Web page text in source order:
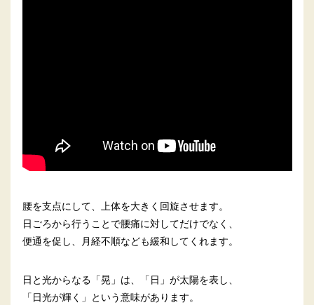
腰を支点にして、上体を大きく回旋させます。
日ごろから行うことで腰痛に対してだけでなく、
便通を促し、月経不順なども緩和してくれます。
日と光からなる「晃」は、「日」が太陽を表し、
「日光が輝く」という意味があります。